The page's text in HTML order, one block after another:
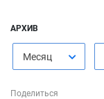
АРХИВ
Месяц
Поделиться